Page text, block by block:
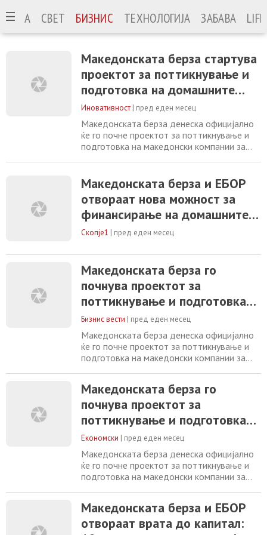
СВЕТ БИЗНИС ТЕХНОЛОГИЈА ЗАБАВА
Македонската берза стартува
проектот за поттикнување и
подготовка на домашните
компании за пазарно
финансирање
Иновативност | пред еден месец
Македонската берза денеска официјално
ќе го почне проектот за поттикнување и
подготовка на македонски компании за
потпишаниот Меморандум за соработка, а
ќе се имплементира од PWC Северна
Македонија и PWC Хрватска. Во рамки на
проектот, најмногу десет компании ќе
Македонската берза и ЕБОР
отвораат нова можност за
финансирање на домашните
компании: 10 компании ќе се
пазарот на капитал
Скопје1 | пред еден месец
Македонската берза го
почнува проектот за
поттикнување и подготовка
на домашните компании за
пазарно финансирање
Бизнис вести | пред еден месец
Македонската берза денеска официјално
ќе го почне проектот за поттикнување и
подготовка на македонски компании за
потпишаниот Меморандум за соработка, а
ќе се имплементира од PWC Северна
Македонија и PWC Хрватска. Во рамки на
проектот, најмногу десет компании ќе
добијат професионална и
Македонската берза го
почнува проектот за
поттикнување и подготовка
на домашните компании за
пазарно финансирање
Економски | пред еден месец
Македонската берза денеска официјално
ќе го почне проектот за поттикнување и
подготовка на македонски компании за
потпишаниот Меморандум за соработка, а
ќе се имплементира од PWC Македонија и
Македонската берза и ЕБОР
отвораат врата до капитал: